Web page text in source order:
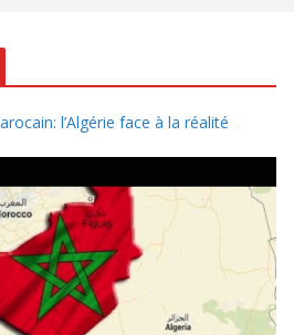
l’Algérie face à la réalité